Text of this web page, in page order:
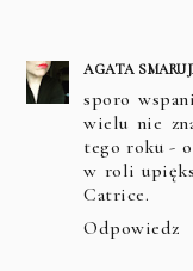
AGATA
sporo
wielu nie
tego roku -
w roli
Catrice.
Odpowiedz